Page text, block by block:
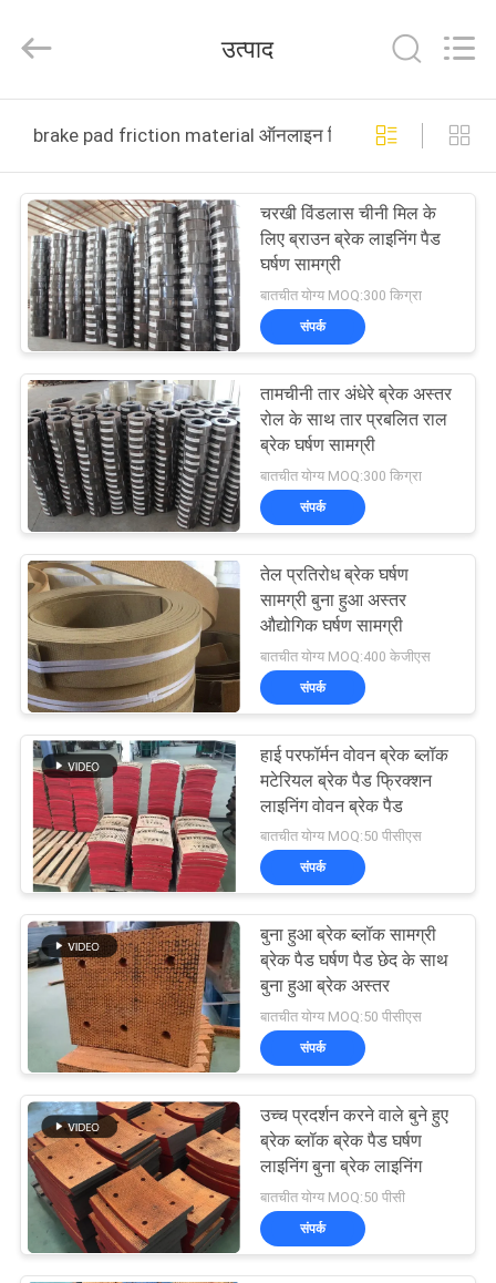
उत्पादों
हमारे
बारे
कारखाना
भ्रमण
गुणवत्ता
नियंत्रण
संपर्क
करें
एक
उद्धरण
की
विनती
करे
साइटमैप
PRIVACY
POLICY
Reserved.
उत्पाद
brake pad friction material ऑनलाइन निर्माण
चरखी विंडलास चीनी मिल के
लिए ब्राउन ब्रेक लाइनिंग पैड
घर्षण सामग्री
बातचीत योग्य MOQ:300 किग्रा
संपर्क
तामचीनी तार अंधेरे ब्रेक अस्तर
रोल के साथ तार प्रबलित राल
ब्रेक घर्षण सामग्री
बातचीत योग्य MOQ:300 किग्रा
संपर्क
तेल प्रतिरोध ब्रेक घर्षण
सामग्री बुना हुआ अस्तर
औद्योगिक घर्षण सामग्री
बातचीत योग्य MOQ:400 केजीएस
संपर्क
हाई परफॉर्मन वोवन ब्रेक ब्लॉक
मटेरियल ब्रेक पैड फ्रिक्शन
लाइनिंग वोवन ब्रेक पैड
बातचीत योग्य MOQ:50 पीसीएस
संपर्क
बुना हुआ ब्रेक ब्लॉक सामग्री
ब्रेक पैड घर्षण पैड छेद के साथ
बुना हुआ ब्रेक अस्तर
बातचीत योग्य MOQ:50 पीसीएस
संपर्क
उच्च प्रदर्शन करने वाले बुने हुए
ब्रेक ब्लॉक ब्रेक पैड घर्षण
लाइनिंग बुना ब्रेक लाइनिंग
बातचीत योग्य MOQ:50 पीसी
संपर्क